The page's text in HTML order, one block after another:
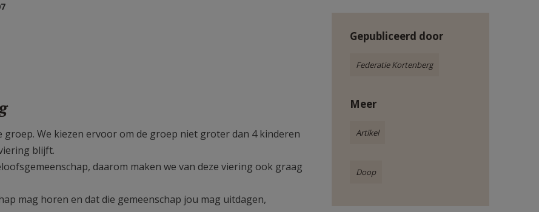
We kiezen ervoor om de groep niet groter dan 4 kinderen
blijft.
daarom maken we van deze viering ook graag
mag horen en dat die gemeenschap jou mag uitdagen,
Gepubliceerd door
Federatie Kortenberg
Meer
Artikel
Doop